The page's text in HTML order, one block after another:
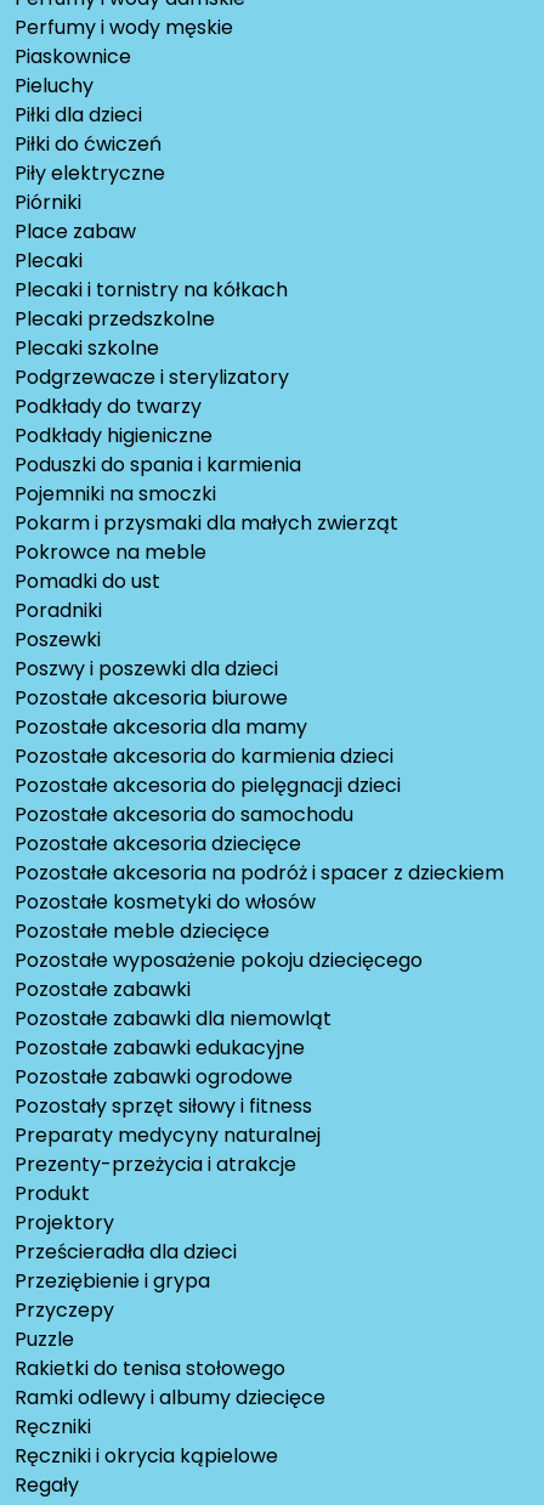
Perfumy i wody męskie
Piaskownice
Pieluchy
Piłki dla dzieci
Piłki do ćwiczeń
Piły elektryczne
Piórniki
Place zabaw
Plecaki
Plecaki i tornistry na kółkach
Plecaki przedszkolne
Plecaki szkolne
Podgrzewacze i sterylizatory
Podkłady do twarzy
Podkłady higieniczne
Poduszki do spania i karmienia
Pojemniki na smoczki
Pokarm i przysmaki dla małych zwierząt
Pokrowce na meble
Pomadki do ust
Poradniki
Poszewki
Poszwy i poszewki dla dzieci
Pozostałe akcesoria biurowe
Pozostałe akcesoria dla mamy
Pozostałe akcesoria do karmienia dzieci
Pozostałe akcesoria do pielęgnacji dzieci
Pozostałe akcesoria do samochodu
Pozostałe akcesoria dziecięce
Pozostałe akcesoria na podróż i spacer z dzieckiem
Pozostałe kosmetyki do włosów
Pozostałe meble dziecięce
Pozostałe wyposażenie pokoju dziecięcego
Pozostałe zabawki
Pozostałe zabawki dla niemowląt
Pozostałe zabawki edukacyjne
Pozostałe zabawki ogrodowe
Pozostały sprzęt siłowy i fitness
Preparaty medycyny naturalnej
Prezenty-przeżycia i atrakcje
Produkt
Projektory
Prześcieradła dla dzieci
Przeziębienie i grypa
Przyczepy
Puzzle
Rakietki do tenisa stołowego
Ramki odlewy i albumy dziecięce
Ręczniki
Ręczniki i okrycia kąpielowe
Regały